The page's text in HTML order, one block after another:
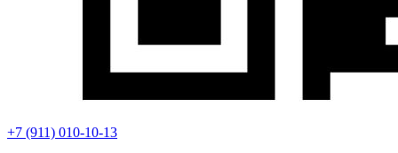
+7 (911) 010-10-13